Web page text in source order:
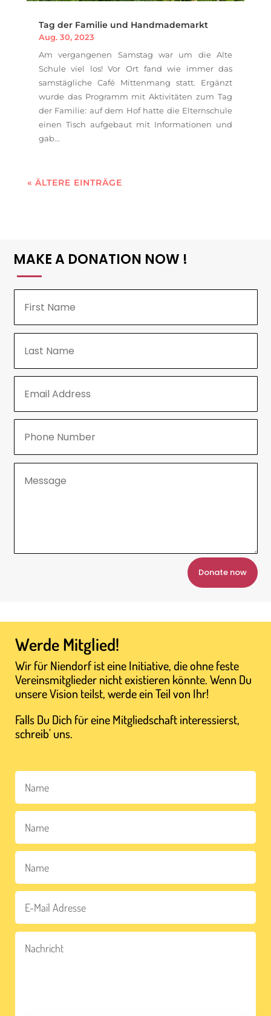
Tag der Familie und Handmademarkt
Aug. 30, 2023
Am vergangenen Samstag war um die Alte
Schule viel los! Vor Ort fand wie immer das
samstägliche Café Mittenmang statt. Ergänzt
wurde das Programm mit Aktivitäten zum Tag
der Familie: auf dem Hof hatte die Elternschule
einen Tisch aufgebaut mit Informationen und
gab...
« ÄLTERE EINTRÄGE
MAKE A DONATION NOW !
Donate now
Werde Mitglied!
Wir für Niendorf ist eine Initiative, die ohne feste
Vereinsmitglieder nicht existieren könnte. Wenn Du
unsere Vision teilst, werde ein Teil von Ihr!
Falls Du Dich für eine Mitgliedschaft interessierst,
schreib' uns.